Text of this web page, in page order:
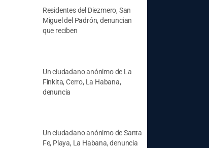
Residentes del Diezmero, San
Miguel del Padrón, denuncian
que reciben
Un ciudadano anónimo de La
Finkita, Cerro, La Habana,
denuncia
Un ciudadano anónimo de Santa
Fe, Playa, La Habana, denuncia